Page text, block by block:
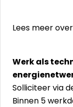
Lees meer
Werk als
Solliciteer via
Binnen 5